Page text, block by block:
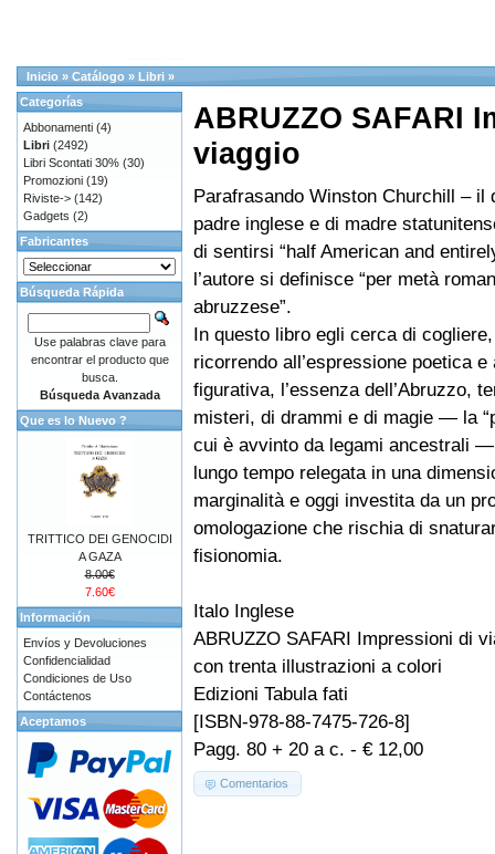
Inicio » Catálogo » Libri »
ABRUZZO SAFARI
viaggio
Parafrasando Winston Churchill – il
padre inglese e di madre
di sentirsi “half American and
l’autore si definisce “per metà
abruzzese”.
In questo libro egli cerca di
ricorrendo all’espressione poetica e
figurativa, l’essenza dell’Abruzzo,
misteri, di drammi e di magie — la
cui è avvinto da legami ancestrali
lungo tempo relegata in una
marginalità e oggi investita da un
omologazione che rischia di
fisionomia.
Italo Inglese
ABRUZZO SAFARI Impressioni di
con trenta illustrazioni a colori
Edizioni Tabula fati
[ISBN-978-88-7475-726-8]
Pagg. 80 + 20 a c. - € 12,00
Comentarios
Categorías
Abbonamenti (4)
Libri (2492)
Libri Scontati 30% (30)
Promozioni (19)
Riviste-> (142)
Gadgets (2)
Fabricantes
Búsqueda Rápida
Use palabras clave para
encontrar el producto que
busca.
Búsqueda Avanzada
Que es lo Nuevo ?
TRITTICO DEI GENOCIDI
A GAZA
8.00€
7.60€
Información
Envíos y Devoluciones
Confidencialidad
Condiciones de Uso
Contáctenos
Aceptamos